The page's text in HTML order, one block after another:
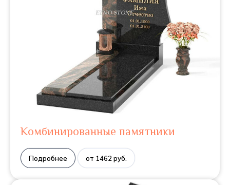
Комбинированные памятники
Подробнее от 1462 руб.